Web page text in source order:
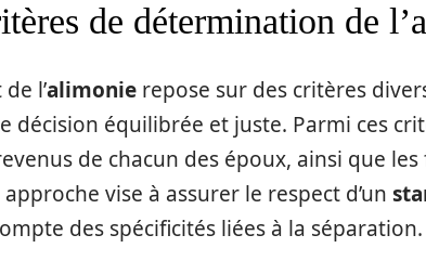
de détermination de
l’alimonie repose sur des critères
décision équilibrée et juste. Parmi ces
de chacun des époux, ainsi que
vise à assurer le respect d’un
des spécificités liées à la séparation.